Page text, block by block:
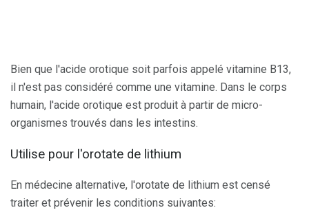
Bien que l'acide orotique soit parfois appelé vitamine B13,
il n'est pas considéré comme une vitamine. Dans le corps
humain, l'acide orotique est produit à partir de micro-
organismes trouvés dans les intestins.
Utilise pour l'orotate de lithium
En médecine alternative, l'orotate de lithium est censé
traiter et prévenir les conditions suivantes: